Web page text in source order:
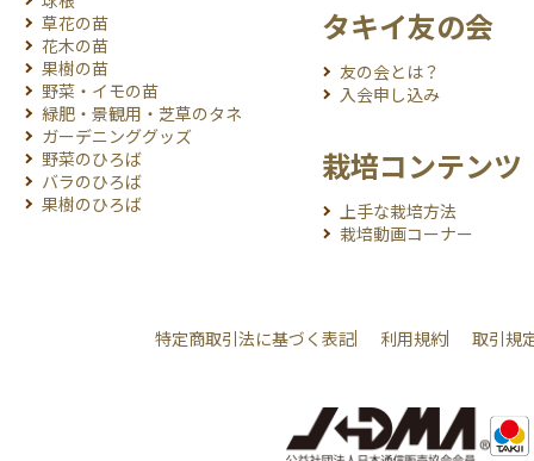
草花の苗
花木の苗
果樹の苗
野菜・イモの苗
緑肥・景観用・芝草のタネ
ガーデニンググッズ
野菜のひろば
バラのひろば
果樹のひろば
タキイ友の会
友の会とは？
入会申し込み
栽培コンテンツ
上手な栽培方法
栽培動画コーナー
特定商取引法に基づく表記 利用規約 取引規